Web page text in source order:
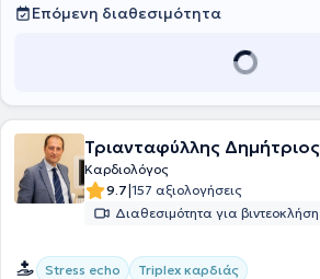
Επόμενη διαθεσιμότητα
Τριανταφύλλης Δημήτριος
Καρδιολόγος
9.7|157 αξιολογήσεις
Διαθεσιμότητα για βιντεοκλήση
Stress echo Triplex καρδιάς